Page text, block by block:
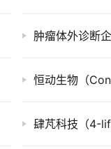
恒动生物（
肆芃科技（4-